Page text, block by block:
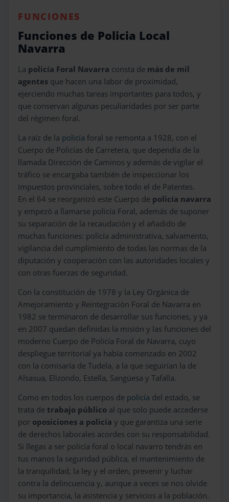
FUNCIONES
Funciones de Policia Local
Navarra
La policía Foral Navarra consta de más de mil
agentes que hacen una labor de proximidad,
ejerciendo muchas tareas importantes para todos, y
que conservan algunas peculiaridades por ser parte
del régimen foral.
La raíz de la policía foral se remonta a 1928, con el
Cuerpo de Policías de Carretera, que dependía de la
llamada Dirección de Caminos y además de vigilar el
tráfico se encargaba también de inspeccionar los
impuestos provinciales, sobre todo el de Patentes.
En el 64 se reorganizó este Cuerpo de policía navarra
y empezó a llamarse policía Foral, además de suponer
su separación de la recaudación y el añadido de
muchas funciones: policía administrativa, salvamento,
vigilancia del cumplimiento de todas las normas de la
diputación y cooperación con las autoridades locales y
con otras fuerzas de seguridad.
Con la constitución de 1978 y la Ley Orgánica de
Amejoramiento y Reintegración Foral de Navarra en
1982 se terminaron de desarrollar sus funciones, y ya
en 2007 quedan definidas la misión y las funciones del
moderno Cuerpo de Policía Foral de Navarra, cuyo
despliegue territorial ya había comenzado en 2002
con la comisaría de Tudela, a la que seguirían la de
Alsasua, Elizondo, Estella, Sangüesa y Tafalla.
Como en todos los cuerpos de policía del estado, se
trata de trabajo público al que solo puede accederse
por oposiciones a policía y que garantiza una serie
de derechos laborales acordes con su responsabilidad.
Si llegas a ser policía foral o local navarro tendrás en
tus manos la seguridad pública, el mantenimiento de
la tranquilidad, la ley y el orden, prevenir y luchar
contra la delincuencia y, aunque a veces se nos olvide
su importancia, la asistencia y servicios a la población.